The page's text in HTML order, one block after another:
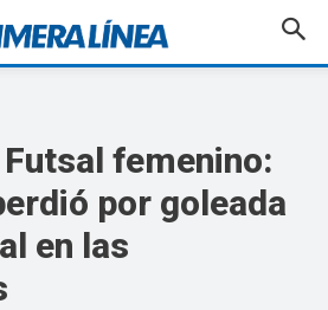
femenino:
por goleada
en las